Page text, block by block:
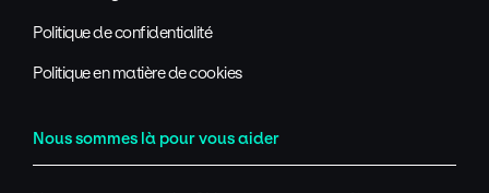
Politique de confidentialité
Politique en matière de cookies
Nous sommes là pour vous aider